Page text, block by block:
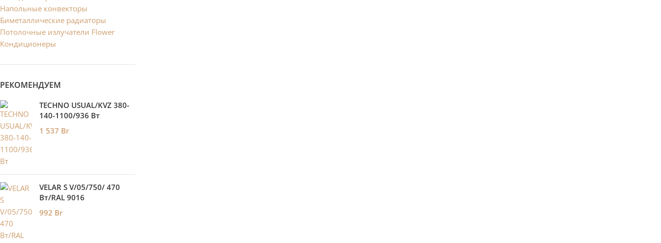
Напольные конвекторы
Биметаллические радиаторы
Потолочные излучатели Flower
Кондиционеры
РЕКОМЕНДУЕМ
TECHNO USUAL/KVZ 380-
140-1100/936 Вт
1 537 Br
VELAR S V/05/750/ 470
Bт/RAL 9016
992 Br